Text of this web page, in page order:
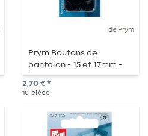
de Prym
Prym Boutons de
pantalon - 15 et 17mm -
bleu foncé - 10 pièces
2,70 € *
10 pièce